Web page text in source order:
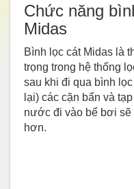
Chức năng
Midas
Bình lọc cát Midas là
trọng trong hệ thống
sau khi đi qua bình
lại) các cặn bẩn và
nước đi vào bể bơi sẽ
hơn.